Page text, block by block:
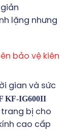
lặng nhưng
bảo vệ kiên
gian và sức
KF-IG600II
trang bị cho
cao cấp